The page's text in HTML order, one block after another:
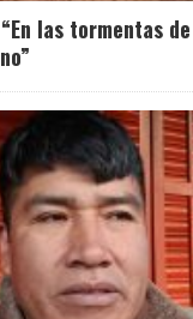
las tormentas